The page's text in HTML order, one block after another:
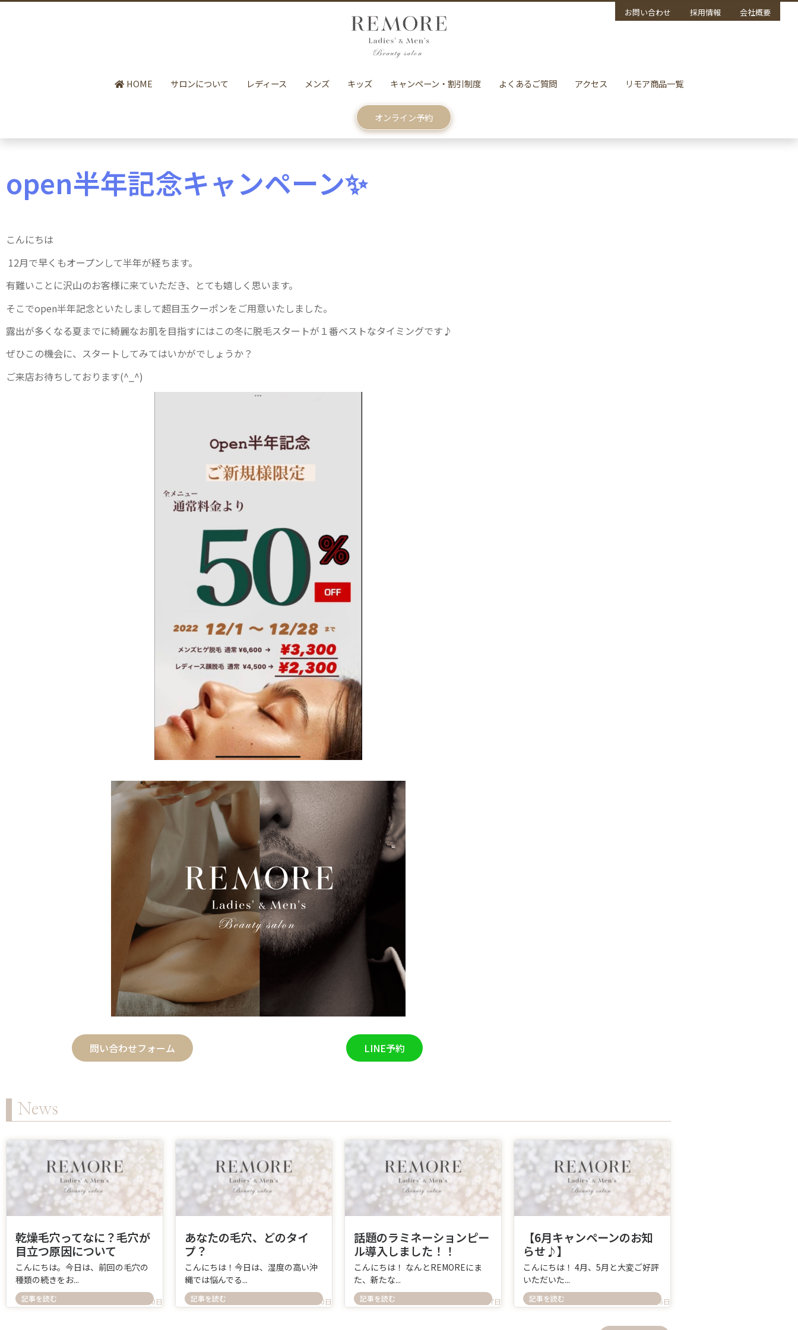
お問い合わせ 採用情報 会社概要
HOME サロンについて レディース メンズ キッズ キャンペーン・割引制度 よくあるご質問 アクセス リモア商品一覧
オンライン予約
open半年記念キャンペーン✨
こんにちは
12月で早くもオープンして半年が経ちます。
有難いことに沢山のお客様に来ていただき、とても嬉しく思います。
そこでopen半年記念といたしまして超目玉クーポンをご用意いたしました。
露出が多くなる夏までに綺麗なお肌を目指すにはこの冬に脱毛スタートが１番ベストなタイミングです♪
ぜひこの機会に、スタートしてみてはいかがでしょうか？
ご来店お待ちしております(^_^)
問い合わせフォーム LINE予約
News
乾燥毛穴ってなに？毛穴が
目立つ原因について
こんにちは。今日は、前回の毛穴の
種類の続きをお...
記事を読む 2026年6月10日
あなたの毛穴、どのタイ
プ？
こんにちは！今日は、湿度の高い沖
縄では悩んでる...
記事を読む 2026年6月10日
話題のラミネーションピー
ル導入しました！！
こんにちは！ なんとREMOREにま
た、新たな...
記事を読む 2026年6月7日
【6月キャンペーンのお知
らせ♪】
こんにちは！ 4月、5月と大変ご好評
いただいた...
記事を読む 2026年6月6日